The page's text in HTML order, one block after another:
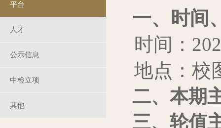
平台
人才
公示信息
中检立项
其他
一、时间
时间：
地点：校
二、本期
三、轮值